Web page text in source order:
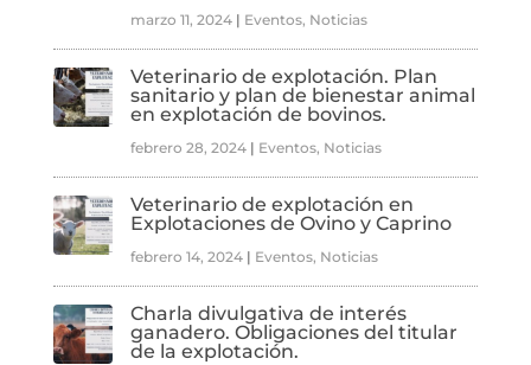
marzo 11, 2024| Eventos, Noticias
Veterinario de explotación. Plan
sanitario y plan de bienestar animal
en explotación de bovinos.
febrero 28, 2024| Eventos, Noticias
Veterinario de explotación en
Explotaciones de Ovino y Caprino
febrero 14, 2024| Eventos, Noticias
Charla divulgativa de interés
ganadero. Obligaciones del titular
de la explotación.